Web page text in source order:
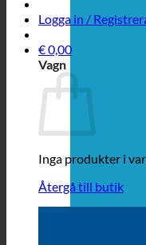
Logga in /
€0,00
Vagn
Inga produkter i
Återgå till butik